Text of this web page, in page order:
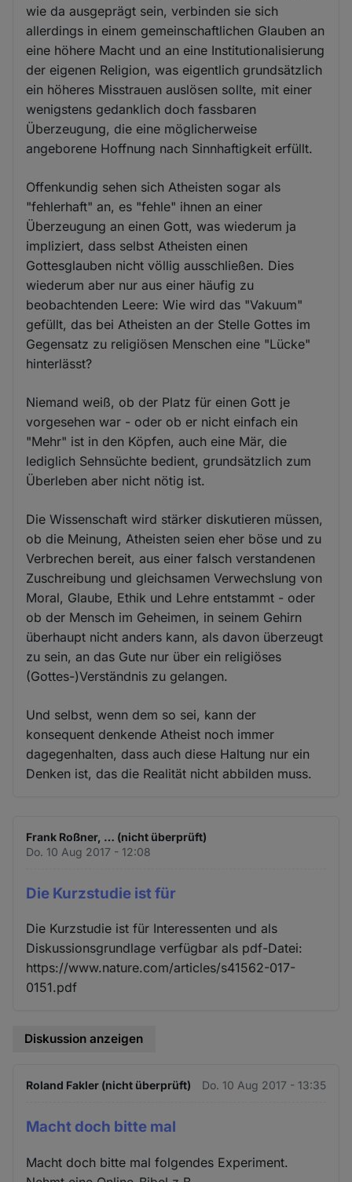
wie da ausgeprägt sein, verbinden sie sich
allerdings in einem gemeinschaftlichen Glauben an
eine höhere Macht und an eine Institutionalisierung
der eigenen Religion, was eigentlich grundsätzlich
ein höheres Misstrauen auslösen sollte, mit einer
wenigstens gedanklich doch fassbaren
Überzeugung, die eine möglicherweise
angeborene Hoffnung nach Sinnhaftigkeit erfüllt.
Offenkundig sehen sich Atheisten sogar als
"fehlerhaft" an, es "fehle" ihnen an einer
Überzeugung an einen Gott, was wiederum ja
impliziert, dass selbst Atheisten einen
Gottesglauben nicht völlig ausschließen. Dies
wiederum aber nur aus einer häufig zu
beobachtenden Leere: Wie wird das "Vakuum"
gefüllt, das bei Atheisten an der Stelle Gottes im
Gegensatz zu religiösen Menschen eine "Lücke"
hinterlässt?
Niemand weiß, ob der Platz für einen Gott je
vorgesehen war - oder ob er nicht einfach ein
"Mehr" ist in den Köpfen, auch eine Mär, die
lediglich Sehnsüchte bedient, grundsätzlich zum
Überleben aber nicht nötig ist.
Die Wissenschaft wird stärker diskutieren müssen,
ob die Meinung, Atheisten seien eher böse und zu
Verbrechen bereit, aus einer falsch verstandenen
Zuschreibung und gleichsamen Verwechslung von
Moral, Glaube, Ethik und Lehre entstammt - oder
ob der Mensch im Geheimen, in seinem Gehirn
überhaupt nicht anders kann, als davon überzeugt
zu sein, an das Gute nur über ein religiöses
(Gottes-)Verständnis zu gelangen.
Und selbst, wenn dem so sei, kann der
konsequent denkende Atheist noch immer
dagegenhalten, dass auch diese Haltung nur ein
Denken ist, das die Realität nicht abbilden muss.
Frank Roßner, … (nicht überprüft)
Do. 10 Aug 2017 - 12:08
Die Kurzstudie ist für
Die Kurzstudie ist für Interessenten und als
Diskussionsgrundlage verfügbar als pdf-Datei:
https://www.nature.com/articles/s41562-017-
0151.pdf
Diskussion anzeigen
Roland Fakler (nicht überprüft) Do. 10 Aug 2017 - 13:35
Macht doch bitte mal
Macht doch bitte mal folgendes Experiment.